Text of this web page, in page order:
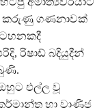
කරුණු ගණනාවක්
රිෂාඩ් බදියුදීන්
එල්ල වූ
හා වාණිජ